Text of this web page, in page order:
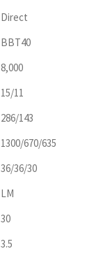
Direct
BBT40
8,000
15/11
286/143
1300/670/635
36/36/30
LM
30
3.5